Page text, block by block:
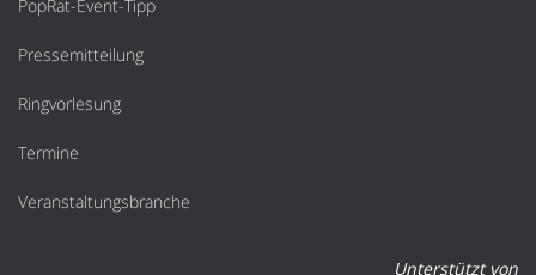
PopRat-Event-Tipp
Pressemitteilung
Ringvorlesung
Termine
Veranstaltungsbranche
Unterstützt von